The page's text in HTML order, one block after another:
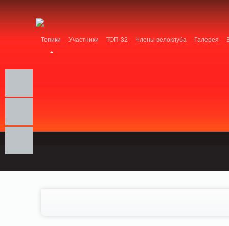
Топики Участники ТОП-32 Члены велоклуба Галерея